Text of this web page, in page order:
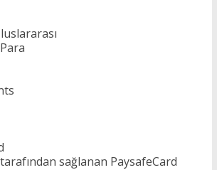
sağlanan PaysafeCard